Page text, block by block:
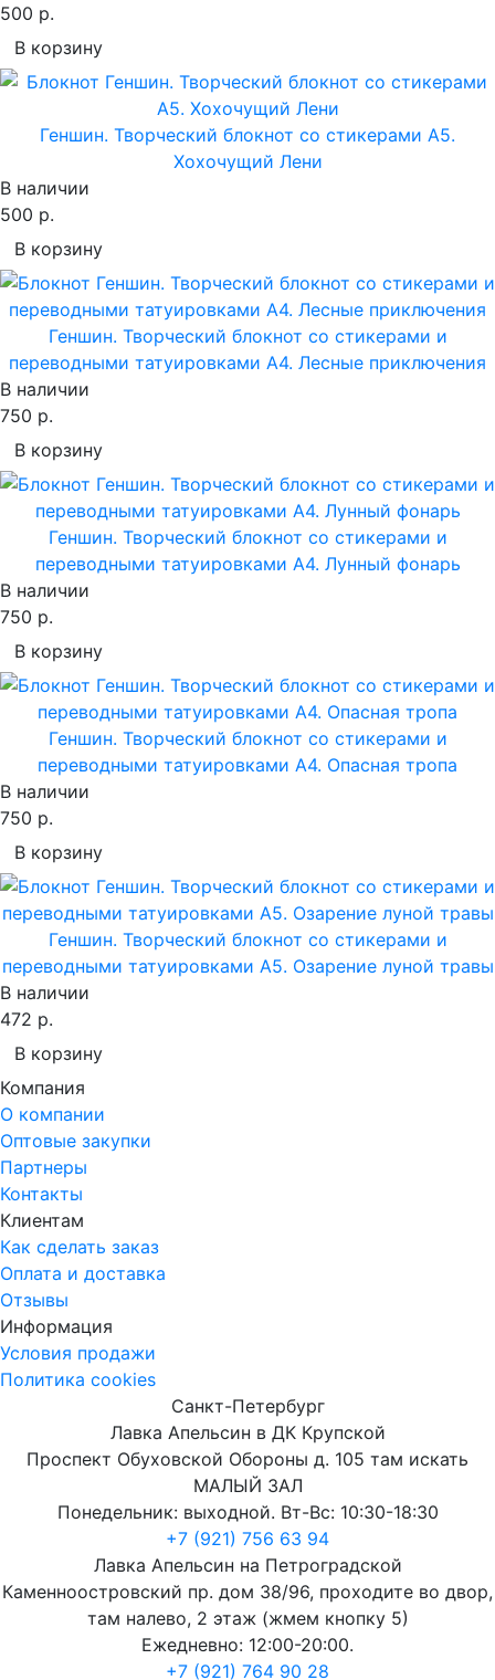
500 р.
В корзину
Геншин. Творческий блокнот cо стикерами A5.
Хохочущий Лени
В наличии
500 р.
В корзину
Геншин. Творческий блокнот cо стикерами и
переводными татуировками A4. Лесные приключения
В наличии
750 р.
В корзину
Геншин. Творческий блокнот cо стикерами и
переводными татуировками A4. Лунный фонарь
В наличии
750 р.
В корзину
Геншин. Творческий блокнот cо стикерами и
переводными татуировками A4. Опасная тропа
В наличии
750 р.
В корзину
Геншин. Творческий блокнот cо стикерами и
переводными татуировками A5. Озарение луной травы
В наличии
472 р.
В корзину
Компания
О компании
Оптовые закупки
Партнеры
Контакты
Клиентам
Как сделать заказ
Оплата и доставка
Отзывы
Информация
Условия продажи
Политика cookies
Санкт-Петербург
Лавка Апельсин в ДК Крупской
Проспект Обуховской Обороны д. 105 там искать
МАЛЫЙ ЗАЛ
Понедельник: выходной. Вт-Вс: 10:30-18:30
+7 (921) 756 63 94
Лавка Апельсин на Петроградской
Каменноостровский пр. дом 38/96, проходите во двор,
там налево, 2 этаж (жмем кнопку 5)
Ежедневно: 12:00-20:00.
+7 (921) 764 90 28